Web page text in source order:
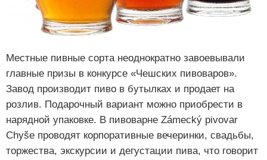
Местные пивные сорта неоднократно завоевывали
главные призы в конкурсе «Чешских пивоваров».
Завод производит пиво в бутылках и продает на
розлив. Подарочный вариант можно приобрести в
нарядной упаковке. В пивоварне Zámecký pivovar
Chyše проводят корпоративные вечеринки, свадьбы,
торжества, экскурсии и дегустации пива, что говорит